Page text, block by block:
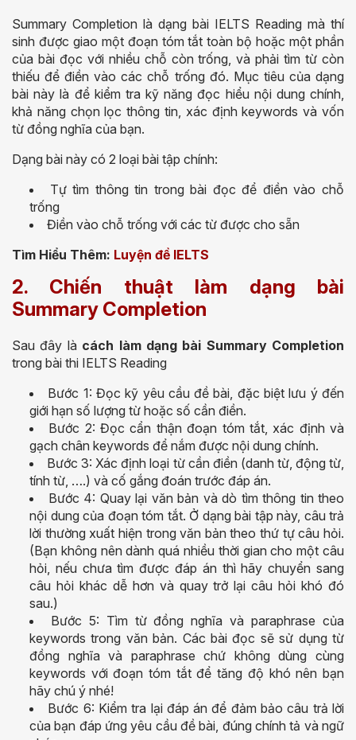
Summary Completion là dạng bài IELTS Reading mà thí
sinh được giao một đoạn tóm tắt toàn bộ hoặc một phần
của bài đọc với nhiều chỗ còn trống, và phải tìm từ còn
thiếu để điền vào các chỗ trống đó. Mục tiêu của dạng
bài này là để kiểm tra kỹ năng đọc hiểu nội dung chính,
khả năng chọn lọc thông tin, xác định keywords và vốn
từ đồng nghĩa của bạn.
Dạng bài này có 2 loại bài tập chính:
Tự tìm thông tin trong bài đọc để điền vào chỗ
trống
Điền vào chỗ trống với các từ được cho sẵn
Tìm Hiểu Thêm: Luyện đề IELTS
2. Chiến thuật làm dạng bài
Summary Completion
Sau đây là cách làm dạng bài Summary Completion
trong bài thi IELTS Reading
Bước 1: Đọc kỹ yêu cầu đề bài, đặc biệt lưu ý đến
giới hạn số lượng từ hoặc số cần điền.
Bước 2: Đọc cẩn thận đoạn tóm tắt, xác định và
gạch chân keywords để nắm được nội dung chính.
Bước 3: Xác định loại từ cần điền (danh từ, động từ,
tính từ, ….) và cố gắng đoán trước đáp án.
Bước 4: Quay lại văn bản và dò tìm thông tin theo
nội dung của đoạn tóm tắt. Ở dạng bài tập này, câu trả
lời thường xuất hiện trong văn bản theo thứ tự câu hỏi.
(Bạn không nên dành quá nhiều thời gian cho một câu
hỏi, nếu chưa tìm được đáp án thì hãy chuyển sang
câu hỏi khác dễ hơn và quay trở lại câu hỏi khó đó
sau.)
Bước 5: Tìm từ đồng nghĩa và paraphrase của
keywords trong văn bản. Các bài đọc sẽ sử dụng từ
đồng nghĩa và paraphrase chứ không dùng cùng
keywords với đoạn tóm tắt để tăng độ khó nên bạn
hãy chú ý nhé!
Bước 6: Kiểm tra lại đáp án để đảm bảo câu trả lời
của bạn đáp ứng yêu cầu đề bài, đúng chính tả và ngữ